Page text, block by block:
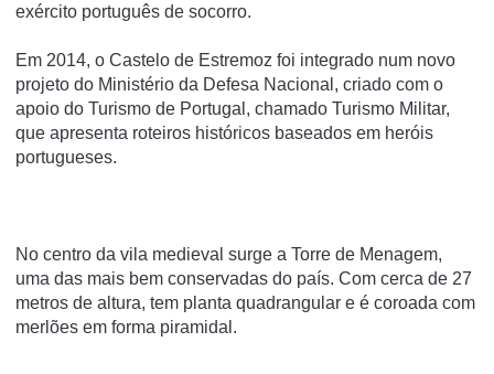
exército português de socorro.
Em 2014, o Castelo de Estremoz foi integrado num novo
projeto do Ministério da Defesa Nacional, criado com o
apoio do Turismo de Portugal, chamado Turismo Militar,
que apresenta roteiros históricos baseados em heróis
portugueses.
No centro da vila medieval surge a Torre de Menagem,
uma das mais bem conservadas do país. Com cerca de 27
metros de altura, tem planta quadrangular e é coroada com
merlões em forma piramidal.